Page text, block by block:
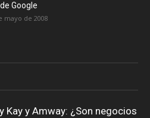
Google
mayo de 2008
Kay y Amway: ¿Son negocios